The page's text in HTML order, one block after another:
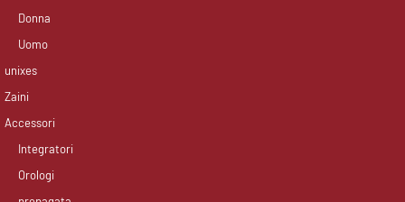
Donna
Uomo
unixes
Zaini
Accessori
Integratori
Orologi